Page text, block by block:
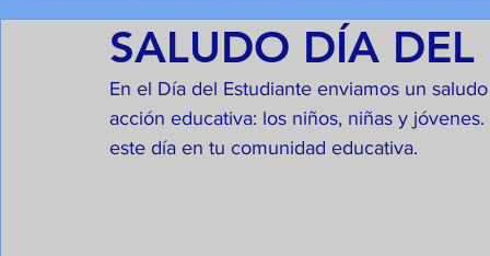
SALUDO DÍA DEL
En el Día del Estudiante enviamos un
acción educativa: los niños, niñas y
este día en tu comunidad educativa.